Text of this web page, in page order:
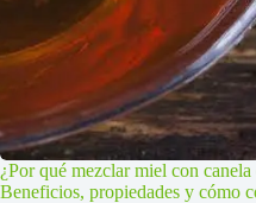
¿Por qué mezclar miel con
Beneficios, propiedades y cómo